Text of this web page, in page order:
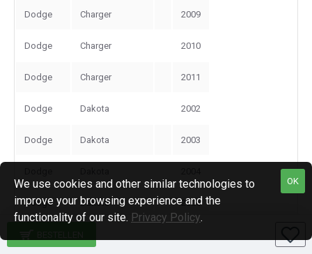
Dodge Charger 2009
Dodge Charger 2010
Dodge Charger 2011
Dodge Dakota 2002
Dodge Dakota 2003
Dodge Dakota 2005
OK
We use cookies and other similar technologies to
improve your browsing experience and the
functionality of our site. Privacy Policy.